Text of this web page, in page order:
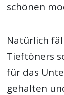
schönen
Natürlich
Tieftöners
für das
gehalten